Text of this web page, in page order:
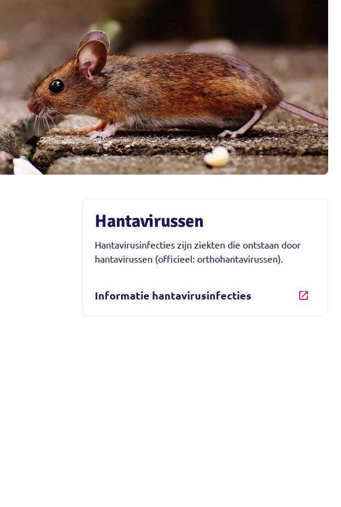
Hantavirussen
Hantavirusinfecties zijn ziekten die ontstaan door
hantavirussen (officieel: orthohantavirussen).
Informatie hantavirusinfecties